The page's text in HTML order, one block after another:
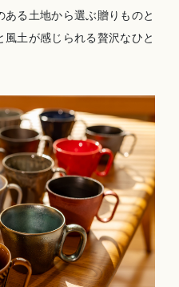
る土地から選ぶ贈りものと
風土が感じられる贅沢なひと